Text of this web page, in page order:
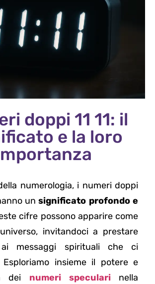
doppi 11 11: il
e la loro
numerologia, i numeri doppi
unsignificato profondo e
cifre possono apparire come
invitandoci a prestare
ai messaggi spirituali che ci
Esploriamo insieme il potere e
dei numeri speculari nella